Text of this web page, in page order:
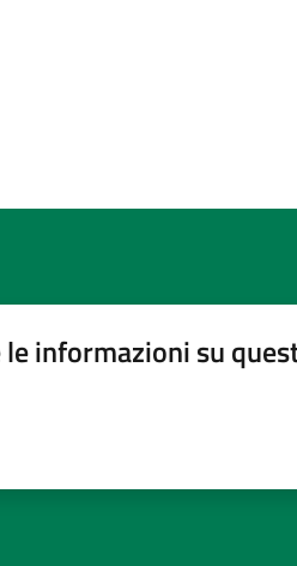
informazioni su